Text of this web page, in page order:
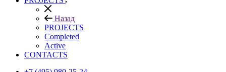
Назад
PROJECTS
Completed
Active
CONTACTS